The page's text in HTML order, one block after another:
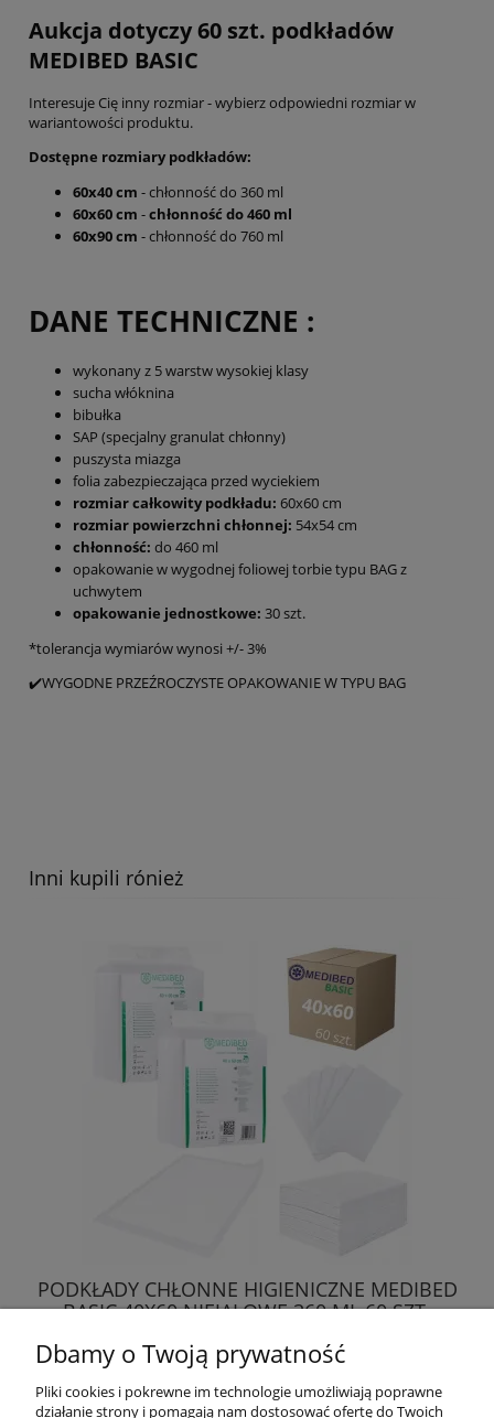
Aukcja dotyczy 60 szt. podkładów
MEDIBED BASIC
Interesuje Cię inny rozmiar - wybierz odpowiedni rozmiar w
wariantowości produktu.
Dostępne rozmiary podkładów:
60x40 cm - chłonność do 360 ml
60x60 cm -chłonność do 460 ml
60x90 cm - chłonność do 760 ml
DANE TECHNICZNE :
wykonany z 5 warstw wysokiej klasy
sucha włóknina
bibułka
SAP (specjalny granulat chłonny)
puszysta miazga
folia zabezpieczająca przed wyciekiem
rozmiar całkowity podkładu: 60x60 cm
rozmiar powierzchni chłonnej: 54x54 cm
chłonność: do 460 ml
opakowanie w wygodnej foliowej torbie typu BAG z
uchwytem
opakowanie jednostkowe: 30 szt.
*tolerancja wymiarów wynosi +/- 3%
✔️WYGODNE PRZEŹROCZYSTE OPAKOWANIE W TYPU BAG
Inni kupili rónież
PODKŁADY CHŁONNE HIGIENICZNE MEDIBED
BASIC 40X60 NIEJAŁOWE 360 ML 60 SZT.
25,38 zł
Dbamy o Twoją prywatność
Pliki cookies i pokrewne im technologie umożliwiają poprawne
działanie strony i pomagają nam dostosować ofertę do Twoich